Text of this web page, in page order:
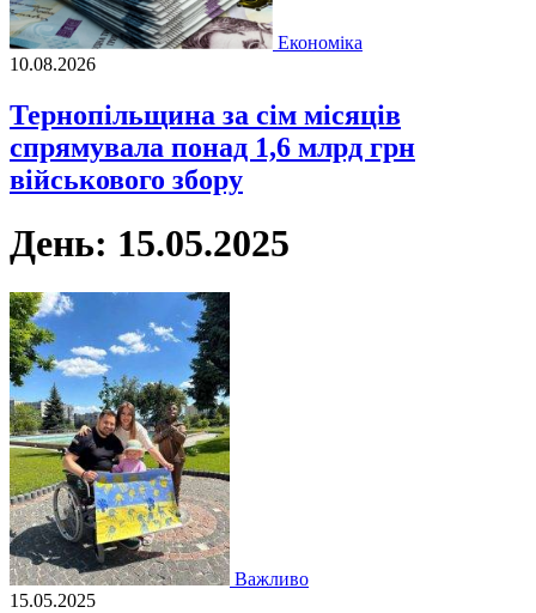
Економіка
10.08.2026
Тернопільщина за сім місяців
спрямувала понад 1,6 млрд грн
військового збору
День: 15.05.2025
Важливо
15.05.2025